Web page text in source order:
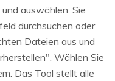
auswählen. Sie
durchsuchen oder
Dateien aus und
Wählen Sie
Das Tool stellt alle